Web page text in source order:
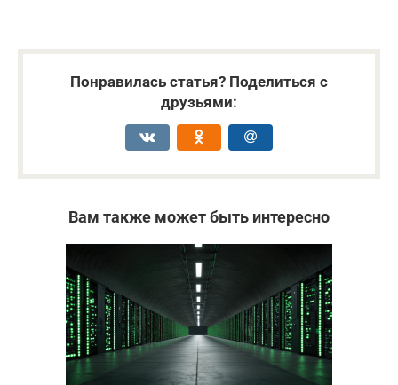
Понравилась статья? Поделиться с
друзьями:
Вам также может быть интересно